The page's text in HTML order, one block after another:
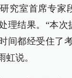
究室首席专家
理结果。“本次
间都经受住了
虹说。